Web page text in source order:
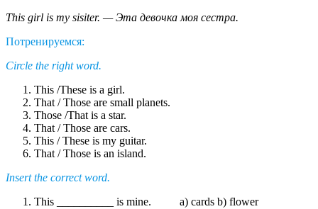
This girl is my sisiter. — Эта девочка моя сестра.
Потренируемся:
Circle the right word.
This /These is a girl.
That / Those are small planets.
Those /That is a star.
That / Those are cars.
This / These is my guitar.
That / Those is an island.
Insert the correct word.
This __________ is mine. a) cards b) flower